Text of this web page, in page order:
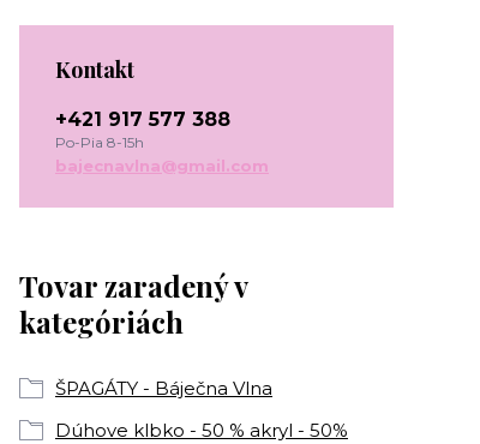
Tovar zaradený v
kategóriách
ŠPAGÁTY - Báječna Vlna
Dúhove klbko - 50 % akryl - 50%
Kontakt
+421 917 577 388
Po-Pia 8-15h
bajecnavlna@gmail.com